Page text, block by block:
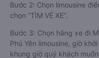
Bước 2: Chọn limousine
chọn “TÌM VÉ XE”.
Bước 3: Chọn hãng xe đi
Phú Yên limousine, giờ
khung giờ quý khách